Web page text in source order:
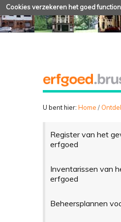
Cookies verzekeren het goed
U bent hier: Home /
Register van het
erfgoed
Inventarissen van
erfgoed
Beheersplannen